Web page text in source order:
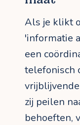
Als je klikt
'informatie
een
telefonisch
zij peilen
behoeften,